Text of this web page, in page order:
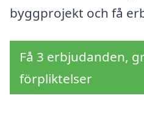
byggprojekt och få
Få 3 erbjudanden,
förpliktelser